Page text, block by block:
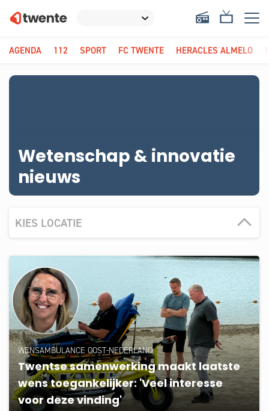
AGENDA 112 SPORT FC TWENTE HERACLES ALMELO
Wetenschap & innovatie
nieuws
KIES LOCATIE
WENSAMBULANCE OOST-NEDERLAND
Twentse samenwerking maakt laatste
wens toegankelijker: 'Veel interesse
voor deze vinding'